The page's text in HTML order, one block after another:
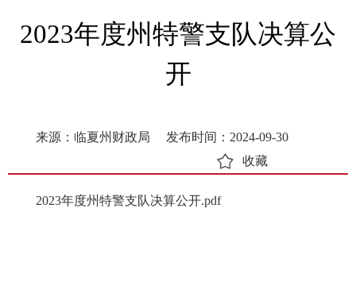
2023年度州特警支队决算公
开
来源：临夏州财政局
发布时间：2024-09-30
收藏
2023年度州特警支队决算公开.pdf